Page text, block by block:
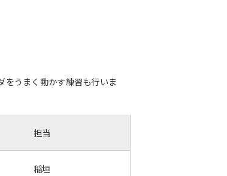
をうまく動かす練習も行いま
担当
稲垣